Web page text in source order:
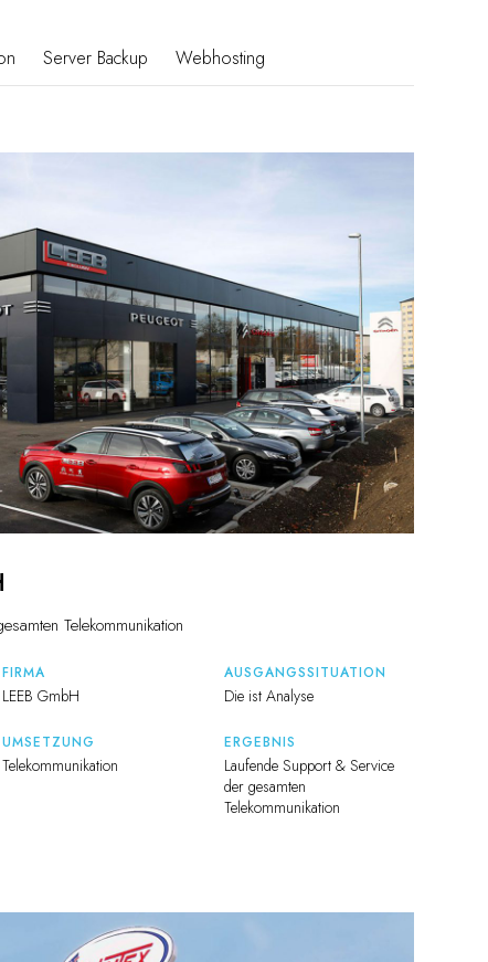
Server Backup Webhosting
Telekommunikation
FIRMA
LEEB GmbH
AUSGANGSSITUATION
Die ist Analyse
UMSETZUNG
Telekommunikation
ERGEBNIS
Laufende Support & Service
der gesamten
Telekommunikation